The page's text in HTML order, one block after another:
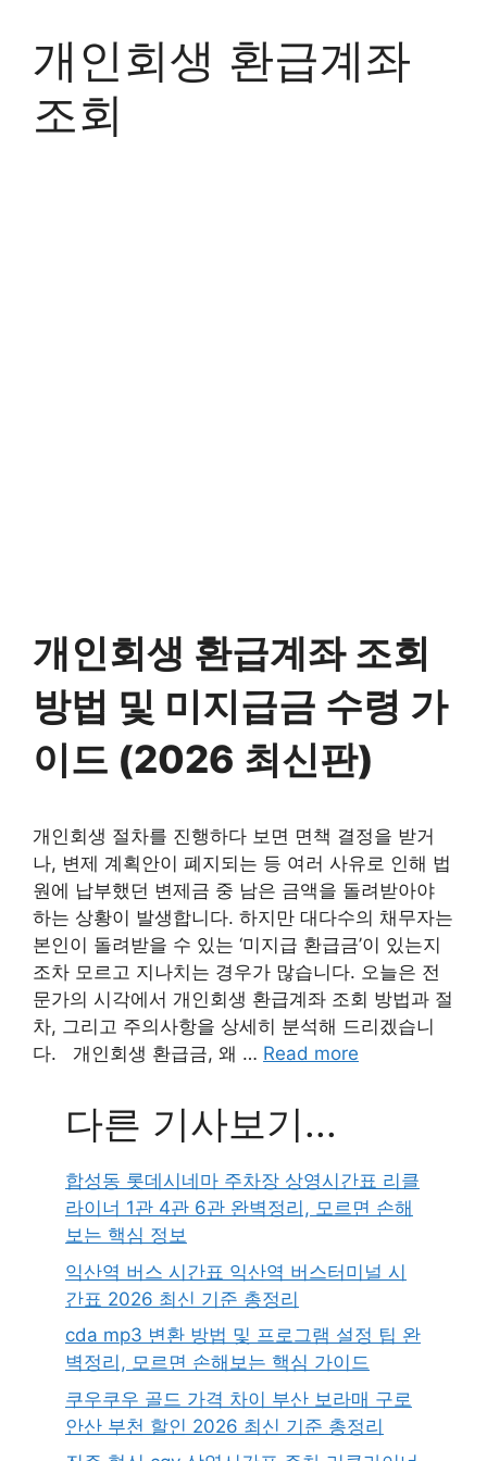
content개인회생 환급계좌
조회
개인회생 환급계좌 조회
방법 및 미지급금 수령 가
이드 (2026 최신판)
개인회생 절차를 진행하다 보면 면책 결정을 받거
나, 변제 계획안이 폐지되는 등 여러 사유로 인해 법
원에 납부했던 변제금 중 남은 금액을 돌려받아야
하는 상황이 발생합니다. 하지만 대다수의 채무자는
본인이 돌려받을 수 있는 ‘미지급 환급금’이 있는지
조차 모르고 지나치는 경우가 많습니다. 오늘은 전
문가의 시각에서 개인회생 환급계좌 조회 방법과 절
차, 그리고 주의사항을 상세히 분석해 드리겠습니
다. 개인회생 환급금, 왜 … Read more
다른 기사보기...
합성동 롯데시네마 주차장 상영시간표 리클
라이너 1관 4관 6관 완벽정리, 모르면 손해
보는 핵심 정보
익산역 버스 시간표 익산역 버스터미널 시
간표 2026 최신 기준 총정리
cda mp3 변환 방법 및 프로그램 설정 팁 완
벽정리, 모르면 손해보는 핵심 가이드
쿠우쿠우 골드 가격 차이 부산 보라매 구로
안산 부천 할인 2026 최신 기준 총정리